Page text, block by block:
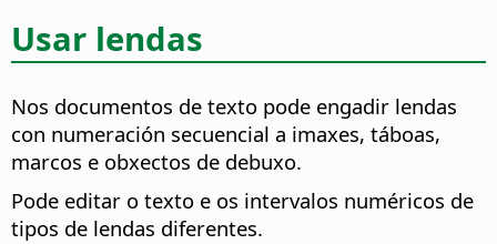
Usar lendas
Nos documentos de texto pode engadir lendas
con numeración secuencial a imaxes, táboas,
marcos e obxectos de debuxo.
Pode editar o texto e os intervalos numéricos de
tipos de lendas diferentes.